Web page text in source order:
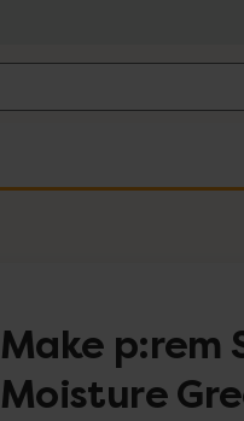
Make p:rem
Moisture